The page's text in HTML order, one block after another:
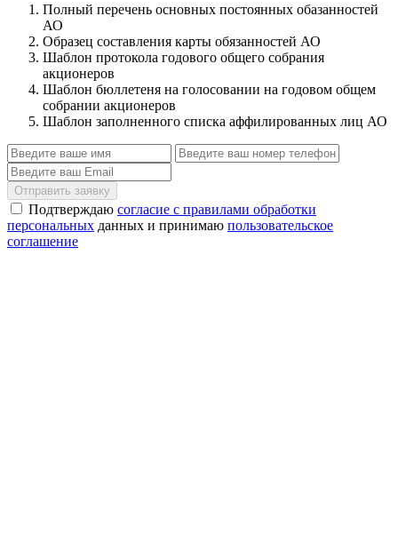
Полный перечень основных постоянных обазанностей
АО
Образец составления карты обязанностей АО
Шаблон протокола годового общего собрания
акционеров
Шаблон бюллетеня на голосовании на годовом общем
собрании акционеров
Шаблон заполненного списка аффилированных лиц АО
Отправить заявку
Подтверждаю согласие с правилами обработки
персональных данных и принимаю пользовательское
соглашение